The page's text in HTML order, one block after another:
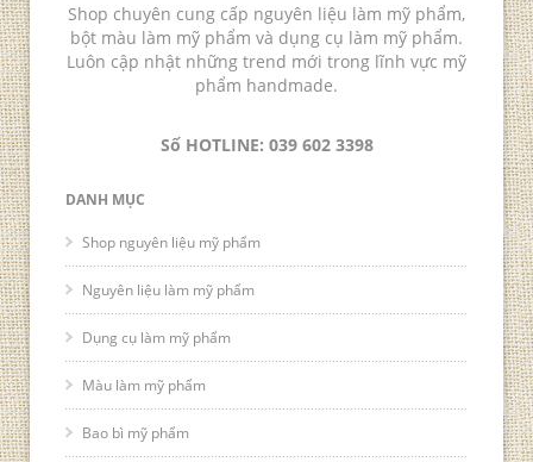
Shop chuyên cung cấp nguyên liệu làm mỹ phẩm,
bột màu làm mỹ phẩm và dụng cụ làm mỹ phẩm.
Luôn cập nhật những trend mới trong lĩnh vực mỹ
phẩm handmade.
Số HOTLINE: 039 602 3398
DANH MỤC
Shop nguyên liệu mỹ phẩm
Nguyên liệu làm mỹ phẩm
Dụng cụ làm mỹ phẩm
Màu làm mỹ phẩm
Bao bì mỹ phẩm